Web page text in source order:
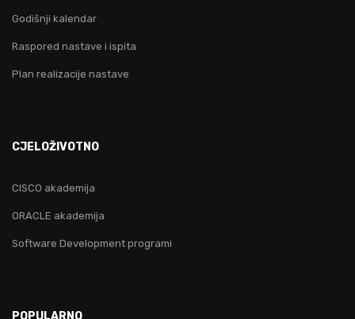
Godišnji kalendar
Raspored nastave i ispita
Plan realizacije nastave
CJELOŽIVOTNO
CISCO akademija
ORACLE akademija
Software Development programi
POPULARNO